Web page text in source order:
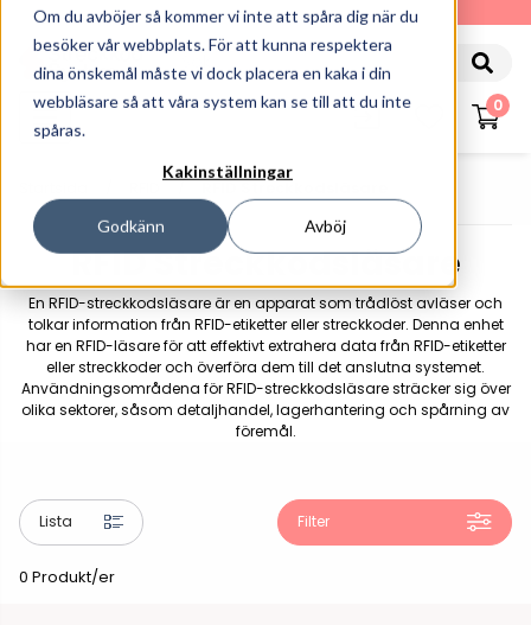
Om du avböjer så kommer vi inte att spåra dig när du
besöker vår webbplats. För att kunna respektera
dina önskemål måste vi dock placera en kaka i din
webbläsare så att våra system kan se till att du inte
spåras.
Kakinställningar
Godkänn Avböj
010-162 61 90
0
RFID Streckkodsläsare
RFID Streckkodsläsare
En RFID-streckkodsläsare är en apparat som trådlöst avläser och
tolkar information från RFID-etiketter eller streckkoder. Denna enhet
har en RFID-läsare för att effektivt extrahera data från RFID-etiketter
eller streckkoder och överföra dem till det anslutna systemet.
Användningsområdena för RFID-streckkodsläsare sträcker sig över
olika sektorer, såsom detaljhandel, lagerhantering och spårning av
föremål.
0 Produkt/er
Lista Filter